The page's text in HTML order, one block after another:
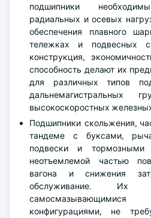
подшипники
радиальных и осевых
обеспечения плавного
тележках и подвесных
конструкция,
способность делают их
для различных типов
дальнемагистральных
высокоскоростных
Подшипники скольжения,
тандеме с буксами,
подвески и тормозными
неотъемлемой частью
вагона и снижения
обслуживание. Их
конфигурациями, не